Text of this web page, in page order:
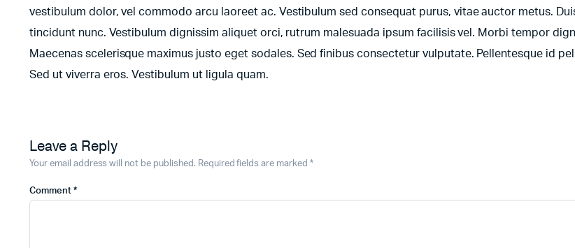
vestibulum dolor, vel commodo arcu laoreet ac. Vestibulum sed consequat purus, vitae auctor metus.
tincidunt nunc. Vestibulum dignissim aliquet orci, rutrum malesuada ipsum facilisis vel. Morbi tempor
Maecenas scelerisque maximus justo eget sodales. Sed finibus consectetur vulputate. Pellentesque id
Sed ut viverra eros. Vestibulum ut ligula quam.
Leave a Reply
Your email address will not be published. Required fields are marked *
Comment *